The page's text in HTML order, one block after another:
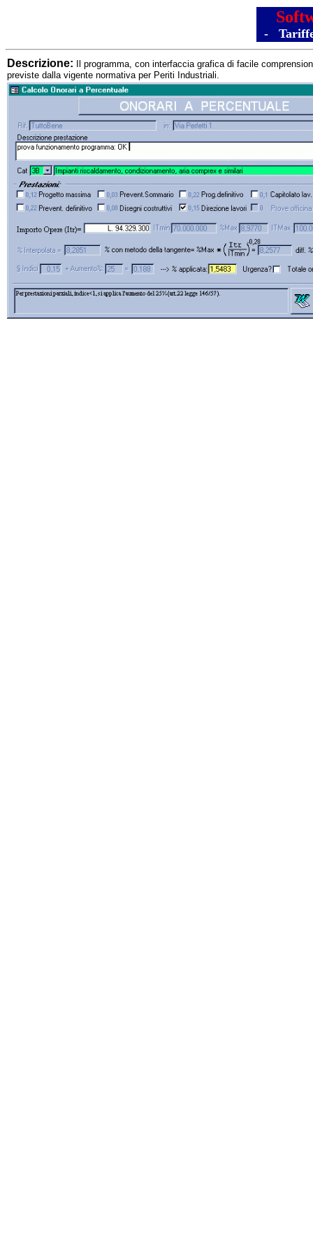
-
Descrizione: Il programma, con interfaccia grafica di facile
previste dalla vigente normativa per Periti Industriali.